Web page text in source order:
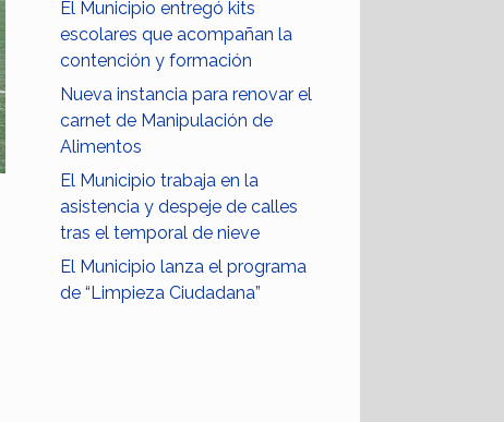
El Municipio entregó kits
escolares que acompañan la
contención y formación
Nueva instancia para renovar el
carnet de Manipulación de
Alimentos
El Municipio trabaja en la
asistencia y despeje de calles
tras el temporal de nieve
El Municipio lanza el programa
de “Limpieza Ciudadana”